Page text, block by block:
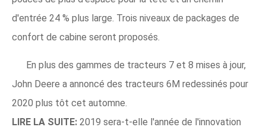
d'entrée 24 % plus large. Trois niveaux de packages de
confort de cabine seront proposés.
En plus des gammes de tracteurs 7 et 8 mises à jour,
John Deere a annoncé des tracteurs 6M redessinés pour
2020 plus tôt cet automne.
LIRE LA SUITE: 2019 sera-t-elle l'année de l'innovation